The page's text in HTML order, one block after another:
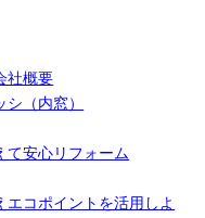
社概要
（内窓）
安心リフォーム
コポイントを活用しよ